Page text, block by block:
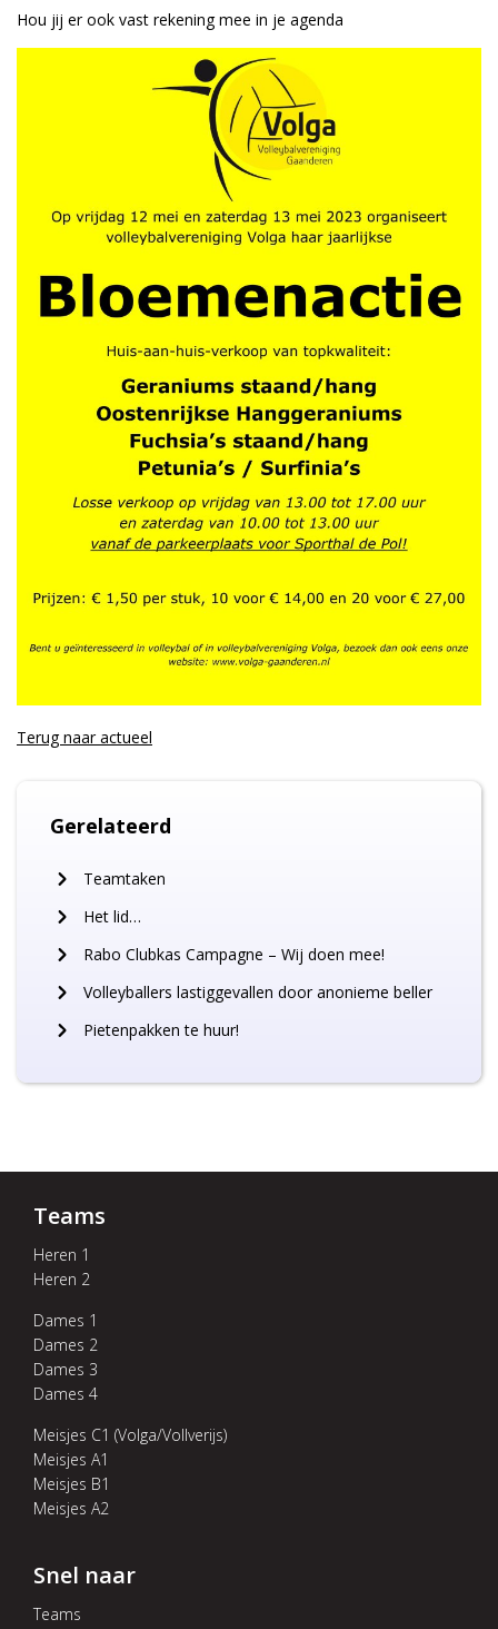
Hou jij er ook vast rekening mee in je agenda
Terug naaractueel
Gerelateerd
Teamtaken
Het lid…
Rabo Clubkas Campagne – Wij doen mee!
Volleyballers lastiggevallen door anonieme beller
Pietenpakken te huur!
Teams
Heren 1
Heren 2
Dames 1
Dames 2
Dames 3
Dames 4
Meisjes C1 (Volga/Vollverijs)
Meisjes A1
Meisjes B1
Meisjes A2
Snel naar
Teams